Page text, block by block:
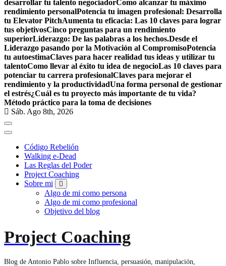
desarrollar tu talento negociadorComo alcanzar tu máximo
rendimiento personalPotencia tu imagen profesional: Desarrolla
tu Elevator PitchAumenta tu eficacia: Las 10 claves para lograr
tus objetivosCinco preguntas para un rendimiento
superiorLiderazgo: De las palabras a los hechos.Desde el
Liderazgo pasando por la Motivación al CompromisoPotencia
tu autoestimaClaves para hacer realidad tus ideas y utilizar tu
talentoComo llevar al éxito tu idea de negocioLas 10 claves para
potenciar tu carrera profesionalClaves para mejorar el
rendimiento y la productividadUna forma personal de gestionar
el estrés¿Cuál es tu proyecto más importante de tu vida?
Método práctico para la toma de decisiones
Sáb. Ago 8th, 2026
Código Rebelión
Walking e-Dead
Las Reglas del Poder
Project Coaching
Sobre mi
Algo de mi como persona
Algo de mi como profesional
Objetivo del blog
Project Coaching
Blog de Antonio Pablo sobre Influencia, persuasión, manipulación,